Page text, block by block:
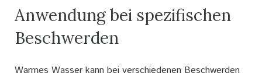
Anwendung bei spezifischen
Beschwerden